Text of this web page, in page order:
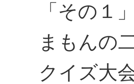
「その１
まもんの
クイズ大